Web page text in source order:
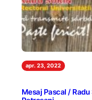
apr. 23, 2022
Mesaj Pascal /